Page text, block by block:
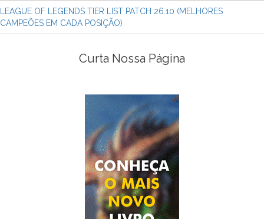
LEAGUE OF LEGENDS TIER LIST PATCH 26.10 (MELHORES
CAMPEÕES EM CADA POSIÇÃO)
Curta Nossa Página